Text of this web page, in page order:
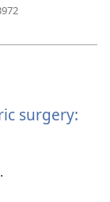
surgery: